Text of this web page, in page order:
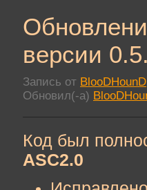
версии
Запись от BlooDHounD
Обновил(-а)
Код был
ASC2.0